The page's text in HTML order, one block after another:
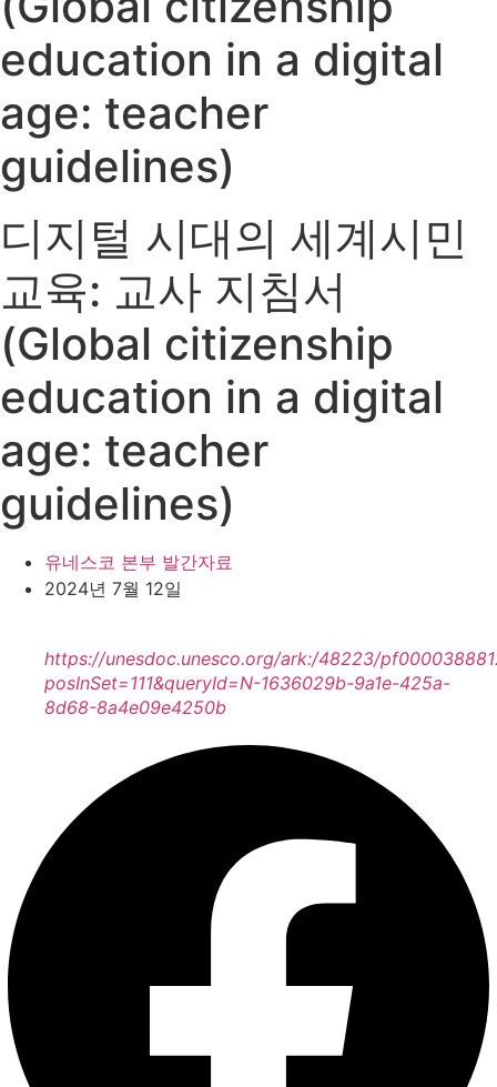
education in a digital
age: teacher
guidelines)
디지털 시대의 세계시민
교육: 교사 지침서
(Global citizenship
education in a digital
age: teacher
guidelines)
유네스코 본부 발간자료
2024년 7월 12일
https://unesdoc.unesco.org/ark:/48223/
posInSet=111&queryId=N-1636029b-9a1e-425a-
8d68-8a4e09e4250b